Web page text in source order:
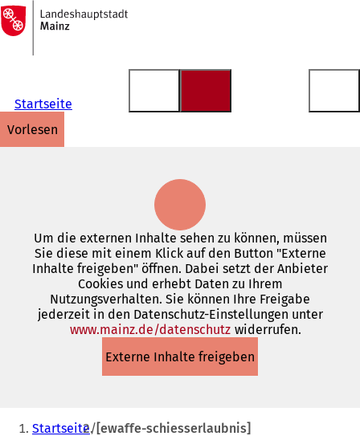
Inhalt anspringen
Zur
Startseite
Startseite
vorlesen
Um die externen Inhalte sehen zu können, müssen
Sie diese mit einem Klick auf den Button "Externe
Inhalte freigeben" öffnen. Dabei setzt der Anbieter
Cookies und erhebt Daten zu Ihrem
Nutzungsverhalten. Sie können Ihre Freigabe
jederzeit in den Datenschutz-Einstellungen unter
www.mainz.de/datenschutz(Öffnet
einem
neuen
widerrufen.
Externe Inhalte freigeben
Sie Startseite [ewaffe-schiesserlaubnis]